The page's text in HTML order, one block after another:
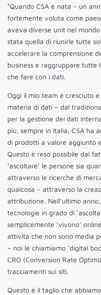
“Quando CSA è nata – un
fortemente voluta come
aveva diverse unit nel
stata quella di riunirle tutte
accelerare la comprensione
business e raggruppare tutte
che fare con i dati.
Oggi il mio team è cresciuto
materia di dati – dal
per la gestione dei dati
più, sempre in Italia, CSA ha
di prodotti a valore aggiunto
Questo è reso possibile dal
‘ascoltare’ le persone sia
attraverso le ricerche di
qualcosa – attraverso la
attribuzione. Nell’ultimo
tecnologie in grado di
semplicemente ‘vivono’
attività che non sono media
– noi le chiamiamo ‘digital
CRO (Conversion Rate
tracciamenti sui siti.
Questo è il taglio che